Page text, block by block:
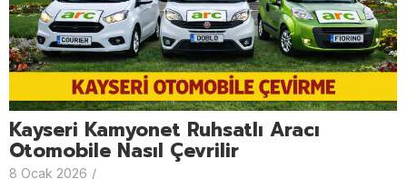
Kayseri Kamyonet Ruhsatlı Aracı
Otomobile Nasıl Çevrilir
8 Ocak 2026 /